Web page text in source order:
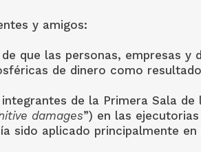
y amigos:
que las personas, empresas
de dinero como
de la Primera Sala
damages”) en las
sido aplicado principalmente